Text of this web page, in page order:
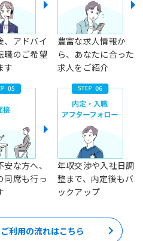
、アドバイ
職のご希望
す
豊富な求人情報か
ら、あなたに合った
求人をご紹介
な方へ、
同席も行っ
年収交渉や入社日調
整まで、内定後もバ
ックアップ
利用の流れはこちら